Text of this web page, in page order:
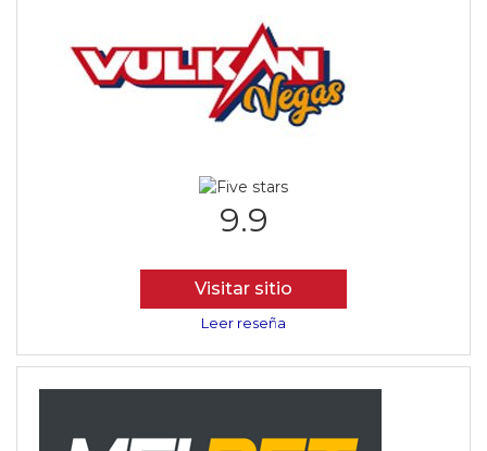
9.9
Visitar sitio
Leer reseña